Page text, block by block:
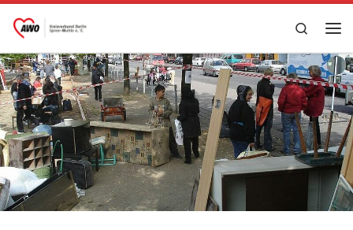
Zum Inhalt springen
Search